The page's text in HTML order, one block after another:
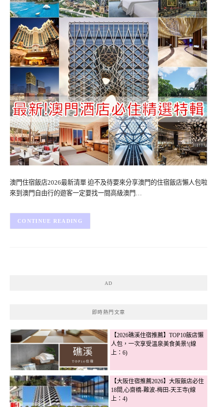
澳門住宿飯店2026最新清單 迫不及待要來分享澳門的住宿飯店懶人包啦
來到澳門自由行的遊客一定要找一間高級澳門…
CONTINUE READING
AD
即時熱門文章
【2026礁溪住宿推薦】TOP10飯店懶
人包，一次享受溫泉美食美景!(線
上：6)
【大阪住宿推薦2026】大阪飯店必住
18間,心齋橋-難波-梅田-天王寺(線
上：4)